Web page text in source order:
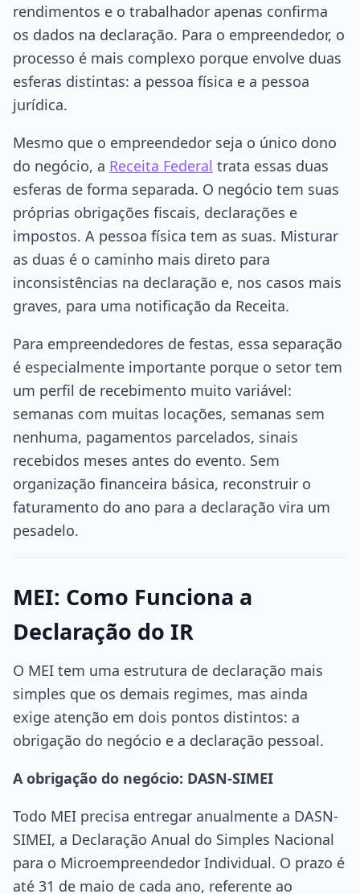
rendimentos e o trabalhador apenas confirma
os dados na declaração. Para o empreendedor, o
processo é mais complexo porque envolve duas
esferas distintas: a pessoa física e a pessoa
jurídica.
Mesmo que o empreendedor seja o único dono
do negócio, a Receita Federal trata essas duas
esferas de forma separada. O negócio tem suas
próprias obrigações fiscais, declarações e
impostos. A pessoa física tem as suas. Misturar
as duas é o caminho mais direto para
inconsistências na declaração e, nos casos mais
graves, para uma notificação da Receita.
Para empreendedores de festas, essa separação
é especialmente importante porque o setor tem
um perfil de recebimento muito variável:
semanas com muitas locações, semanas sem
nenhuma, pagamentos parcelados, sinais
recebidos meses antes do evento. Sem
organização financeira básica, reconstruir o
faturamento do ano para a declaração vira um
pesadelo.
MEI: Como Funciona a
Declaração do IR
O MEI tem uma estrutura de declaração mais
simples que os demais regimes, mas ainda
exige atenção em dois pontos distintos: a
obrigação do negócio e a declaração pessoal.
A obrigação do negócio: DASN-SIMEI
Todo MEI precisa entregar anualmente a DASN-
SIMEI, a Declaração Anual do Simples Nacional
para o Microempreendedor Individual. O prazo é
até 31 de maio de cada ano, referente ao